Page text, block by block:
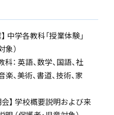
中学各教科「授業体験」
象）
： 英語、数学、国語、社
楽、美術、書道、技術、家
会】 学校概要説明および来